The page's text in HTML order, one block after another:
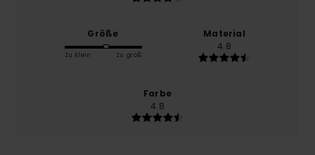
Größe
Zu klein Zu groß
Material
4.8
Farbe
4.8